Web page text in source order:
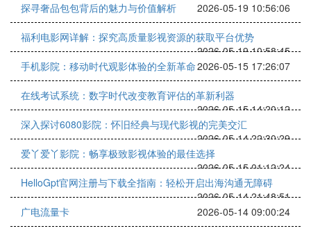
探寻奢品包包背后的魅力与价值解析
2026-05-19 10:56:06
福利电影网详解：探究高质量影视资源的获取平台优势
2026-05-19 10:58:45
手机影院：移动时代观影体验的全新革命2026-05-15 17:26:07
在线考试系统：数字时代改变教育评估的革新利器
2026-05-15 14:20:12
深入探讨6080影院：怀旧经典与现代影视的完美交汇
2026-05-14 22:30:29
爱丫爱丫影院：畅享极致影视体验的最佳选择
2026-05-15 01:12:24
HelloGpt官网注册与下载全指南：轻松开启出海沟通无障碍
2026-05-14 21:48:51
广电流量卡
2026-05-14 09:00:24